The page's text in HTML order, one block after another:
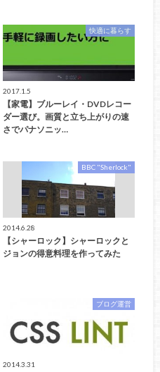
快適に暮らす
2017.1.5
【家電】ブルーレイ・DVDレコー
ダー選び。画質と立ち上がりの速
さでパナソニッ…
BBC "Sherlock"
2014.6.28
【シャーロック】シャーロックと
ジョンの得意料理を作ってみた
ブログ運営
2014.3.31